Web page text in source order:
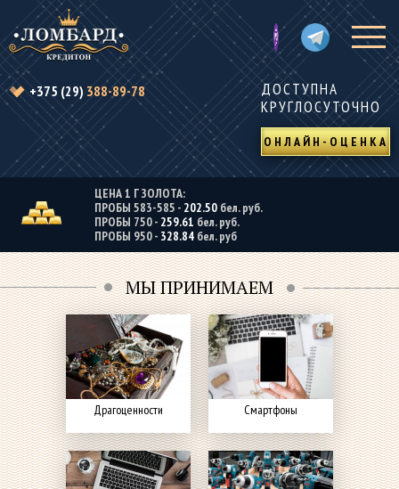
ДОСТУПНА
КРУГЛОСУТОЧНО
ОНЛАЙН-ОЦЕНКА
+375 (29) 388-89-78
ЦЕНА 1 Г ЗОЛОТА:
ПРОБЫ 583-585 - 202.50 бел. руб.
ПРОБЫ 750 - 259.61 бел. руб.
ПРОБЫ 950 - 328.84 бел. руб
МЫ ПРИНИМАЕМ
Драгоценности Смартфоны